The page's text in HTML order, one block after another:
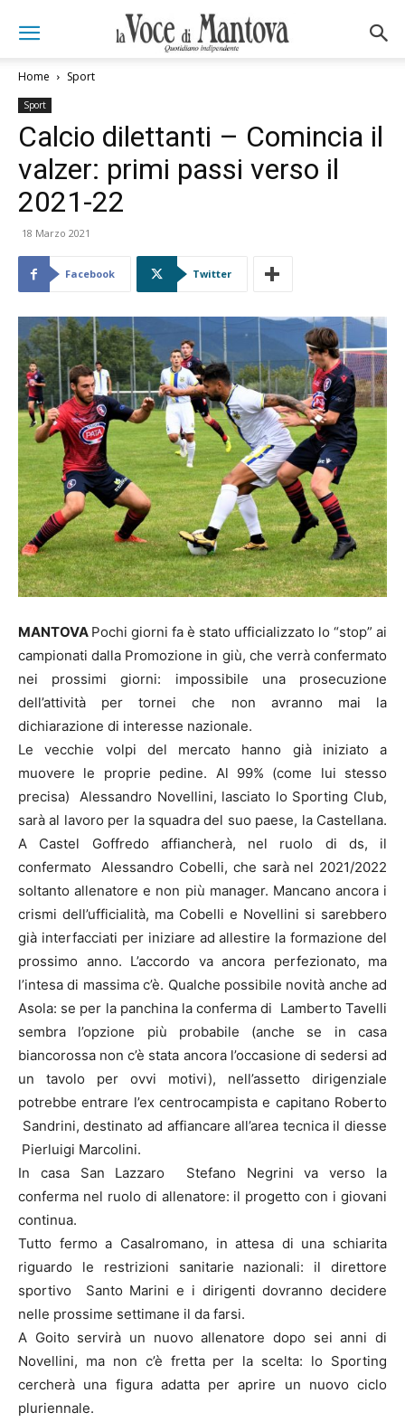
Home Sport
Sport
Calcio dilettanti – Comincia il
valzer: primi passi verso il
2021-22
18 Marzo 2021
Facebook Twitter
MANTOVA Pochi giorni fa è stato ufficializzato lo “stop” ai
campionati dalla Promozione in giù, che verrà confermato
nei prossimi giorni: impossibile una prosecuzione
dell’attività per tornei che non avranno mai la
dichiarazione di interesse nazionale.
Le vecchie volpi del mercato hanno già iniziato a
muovere le proprie pedine. Al 99% (come lui stesso
precisa) Alessandro Novellini, lasciato lo Sporting Club,
sarà al lavoro per la squadra del suo paese, la Castellana.
A Castel Goffredo affiancherà, nel ruolo di ds, il
confermato Alessandro Cobelli, che sarà nel 2021/2022
soltanto allenatore e non più manager. Mancano ancora i
crismi dell’ufficialità, ma Cobelli e Novellini si sarebbero
già interfacciati per iniziare ad allestire la formazione del
prossimo anno. L’accordo va ancora perfezionato, ma
l’intesa di massima c’è. Qualche possibile novità anche ad
Asola: se per la panchina la conferma di Lamberto Tavelli
sembra l’opzione più probabile (anche se in casa
biancorossa non c’è stata ancora l’occasione di sedersi ad
un tavolo per ovvi motivi), nell’assetto dirigenziale
potrebbe entrare l’ex centrocampista e capitano Roberto
Sandrini, destinato ad affiancare all’area tecnica il diesse
Pierluigi Marcolini.
In casa San Lazzaro Stefano Negrini va verso la
conferma nel ruolo di allenatore: il progetto con i giovani
continua.
Tutto fermo a Casalromano, in attesa di una schiarita
riguardo le restrizioni sanitarie nazionali: il direttore
sportivo Santo Marini e i dirigenti dovranno decidere
nelle prossime settimane il da farsi.
A Goito servirà un nuovo allenatore dopo sei anni di
Novellini, ma non c’è fretta per la scelta: lo Sporting
cercherà una figura adatta per aprire un nuovo ciclo
pluriennale.